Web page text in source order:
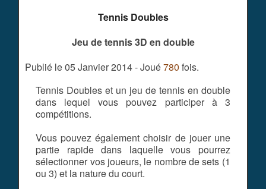
Tennis Doubles
Jeu de tennis 3D en double
Publié le 05 Janvier 2014 - Joué780 fois.
Tennis Doubles et un jeu de tennis en double
dans lequel vous pouvez participer à 3
compétitions.
Vous pouvez également choisir de jouer une
partie rapide dans laquelle vous pourrez
sélectionner vos joueurs, le nombre de sets (1
ou 3) et la nature du court.